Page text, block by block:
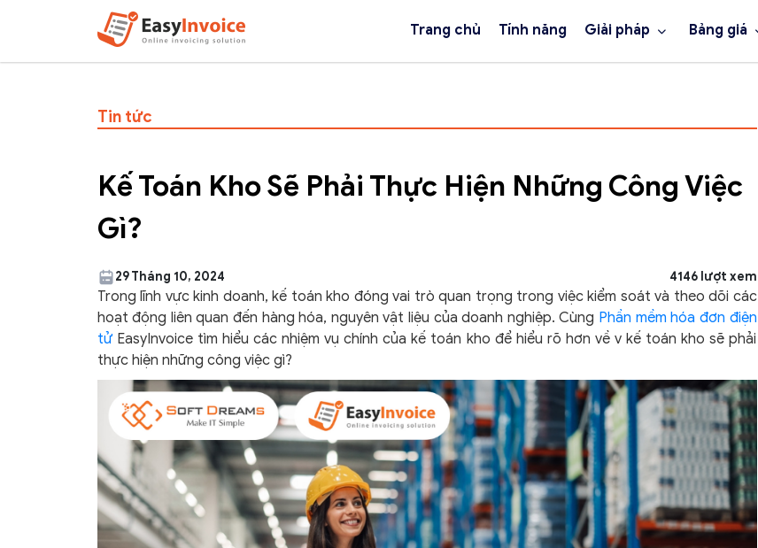
Trang chủ Tính năng Giải pháp Bảng giá
Tin tức
Kế Toán Kho Sẽ Phải Thực Hiện Những Công Việc
Gì?
29 Tháng 10, 2024 4146 lượt xem
Trong lĩnh vực kinh doanh, kế toán kho đóng vai trò quan trọng trong việc kiểm soát và theo dõi các
hoạt động liên quan đến hàng hóa, nguyên vật liệu của doanh nghiệp. Cùng Phần mềm hóa đơn điện
tửEasyInvoice tìm hiểu các nhiệm vụ chính của kế toán kho để hiểu rõ hơn về v kế toán kho sẽ phải
thực hiện những công việc gì?